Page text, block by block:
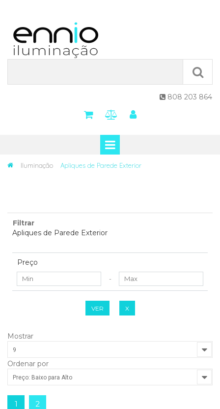
 808 203 864
Iluminação Apliques de Parede Exterior
Filtrar
Apliques de Parede Exterior
Preço
-
VER X
Mostrar
9
Ordenar por
Preço: Baixo para Alto
1 2